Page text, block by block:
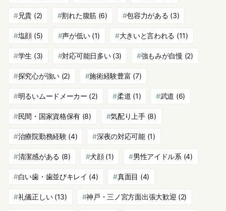
兄貴 (2) 割れた腹筋(6) 包容力がある (3)
塩顔 (5) 声が低い(1) 大きいと言われる (11)
学生 (3) 対応可能日多い(3) 強もみが自慢 (2)
探究心が強い(2) 施術経験豊富 (7)
明るいムードメーカー (2) 柔道 (1) 武道 (6)
民間・国家資格保有 (8) 気配り上手(8)
治療院勤務経験(4) 深夜の対応可能(1)
清潔感がある (8) 犬顔(1) 男性アイドル系 (4)
白い歯・歯並びキレイ (4) 真面目 (4)
礼儀正しい(13) 神戸・三ノ宮方面出張大歓迎 (2)